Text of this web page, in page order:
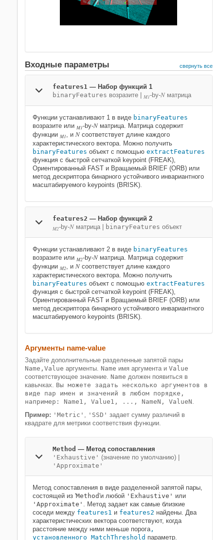
Входные параметры свернуть все
features1 — Набор функций 1
binaryFeatures возразите M1-by-N матрица
Функции устанавливают 1 в виде binaryFeatures
возразите или M1-by-Nматрица. Матрица содержит
функции M1, и Nсоответствует длине каждого
характеристического вектора. Можно получить
binaryFeatures объект с помощью extractFeatures
функция с быстрой сетчаткой keypoint (FREAK),
Ориентированный FAST и Вращаемый BRIEF (ORB) или
метод дескриптора бинарного устойчивого инвариантного
масштабируемого keypoints (BRISK).
features2 — Набор функций 2
M2-by-N матрица binaryFeatures объект
Функции устанавливают 2 в виде binaryFeatures
возразите или M2-by-Nматрица. Матрица содержит
функции M2, и Nсоответствует длине каждого
характеристического вектора. Можно получить
binaryFeatures объект с помощью extractFeatures
функция с быстрой сетчаткой keypoint (FREAK),
Ориентированный FAST и Вращаемый BRIEF (ORB) или
метод дескриптора бинарного устойчивого инвариантного
масштабируемого keypoints (BRISK).
Аргументы name-value
Задайте дополнительные разделенные запятой пары
Name,Value аргументы. Name имя аргумента и Value
соответствующее значение. Name должен появиться в
кавычках. Вы можете задать несколько аргументов в
виде пар имен и значений в любом порядке,
например: Name1, Value1, ..., NameN, ValueN.
Пример: 'Metric' , 'SSD' задает сумму различий в
квадрате для метрики соответствия функции.
Method — Метод сопоставления
'Exhaustive' (значение по умолчанию) |
'Approximate'
Метод сопоставления в виде разделенной запятой пары,
состоящей из 'Method'и любой 'Exhaustive' или
'Approximate' . Метод задает как самые близкие
соседи между features1 и features2 найдены. Два
характеристических вектора соответствуют, когда
расстояние между ними меньше порога,
установленного MatchThreshold параметр.